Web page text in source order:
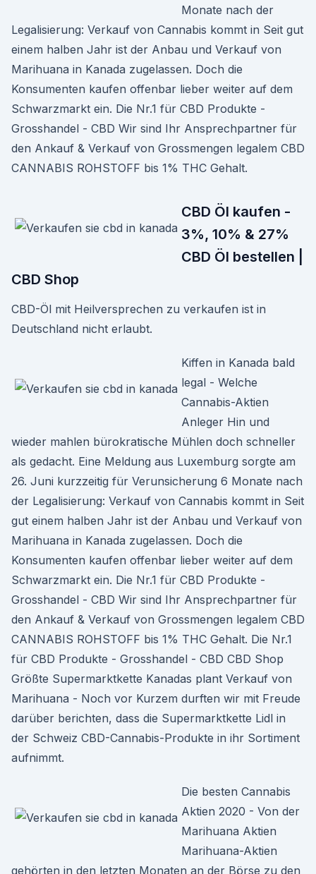
Monate nach der
Legalisierung: Verkauf von Cannabis kommt in Seit gut
einem halben Jahr ist der Anbau und Verkauf von
Marihuana in Kanada zugelassen. Doch die
Konsumenten kaufen offenbar lieber weiter auf dem
Schwarzmarkt ein. Die Nr.1 für CBD Produkte -
Grosshandel - CBD Wir sind Ihr Ansprechpartner für
den Ankauf & Verkauf von Grossmengen legalem CBD
CANNABIS ROHSTOFF bis 1% THC Gehalt.
CBD Öl kaufen -
3%, 10% & 27%
CBD Öl bestellen |
CBD Shop
CBD-Öl mit Heilversprechen zu verkaufen ist in
Deutschland nicht erlaubt.
Kiffen in Kanada bald
legal - Welche
Cannabis-Aktien
Anleger Hin und
wieder mahlen bürokratische Mühlen doch schneller
als gedacht. Eine Meldung aus Luxemburg sorgte am
26. Juni kurzzeitig für Verunsicherung 6 Monate nach
der Legalisierung: Verkauf von Cannabis kommt in Seit
gut einem halben Jahr ist der Anbau und Verkauf von
Marihuana in Kanada zugelassen. Doch die
Konsumenten kaufen offenbar lieber weiter auf dem
Schwarzmarkt ein. Die Nr.1 für CBD Produkte -
Grosshandel - CBD Wir sind Ihr Ansprechpartner für
den Ankauf & Verkauf von Grossmengen legalem CBD
CANNABIS ROHSTOFF bis 1% THC Gehalt. Die Nr.1
für CBD Produkte - Grosshandel - CBD CBD Shop
Größte Supermarktkette Kanadas plant Verkauf von
Marihuana - Noch vor Kurzem durften wir mit Freude
darüber berichten, dass die Supermarktkette Lidl in
der Schweiz CBD-Cannabis-Produkte in ihr Sortiment
aufnimmt.
Die besten Cannabis
Aktien 2020 - Von der
Marihuana Aktien
Marihuana-Aktien
gehörten in den letzten Monaten an der Börse zu den